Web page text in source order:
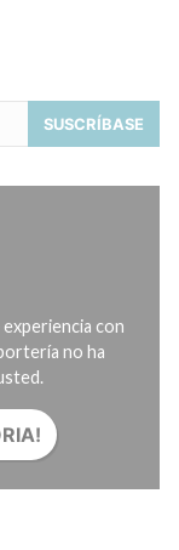
SUSCRÍBASE
experiencia con
no ha